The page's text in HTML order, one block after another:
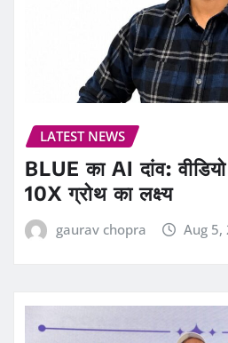
LATEST NEWS
BLUE का AI दांव:
10X ग्रोथ का लक्ष्य
gaurav chopra Aug 5,